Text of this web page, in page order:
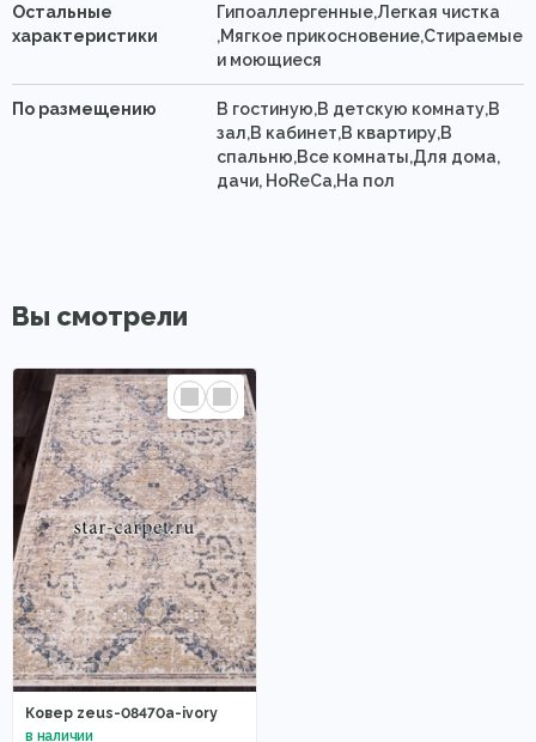
Остальные
характеристики
Гипоаллергенные,Легкая чистка
,Мягкое прикосновение,Стираемые
и моющиеся
По размещению
В гостиную,В детскую комнату,В
зал,В кабинет,В квартиру,В
спальню,Все комнаты,Для дома,
дачи, HoReCa,На пол
Вы смотрели
Ковер zeus-08470a-ivory